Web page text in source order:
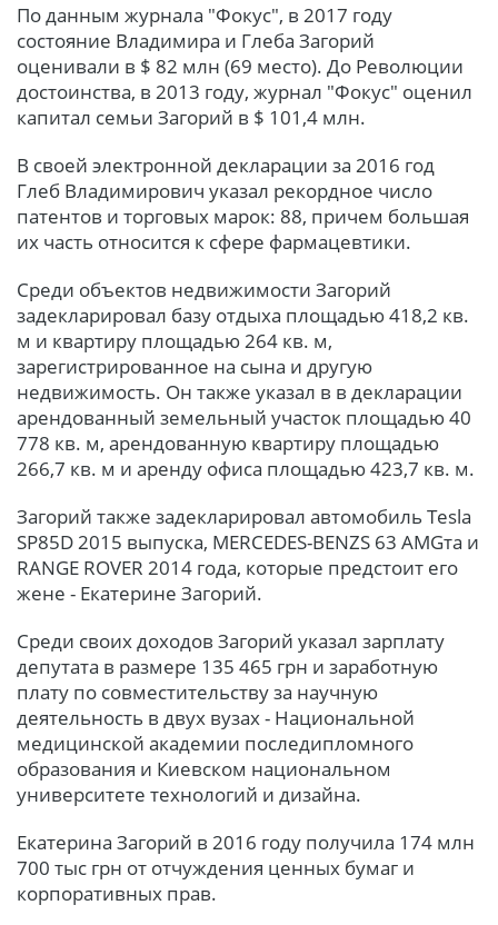
По данным журнала "Фокус", в 2017 году
состояние Владимира и Глеба Загорий
оценивали в $ 82 млн (69 место). До Революции
достоинства, в 2013 году, журнал "Фокус" оценил
капитал семьи Загорий в $ 101,4 млн.
В своей электронной декларации за 2016 год
Глеб Владимирович указал рекордное число
патентов и торговых марок: 88, причем большая
их часть относится к сфере фармацевтики.
Среди объектов недвижимости Загорий
задекларировал базу отдыха площадью 418,2 кв.
м и квартиру площадью 264 кв. м,
зарегистрированное на сына и другую
недвижимость. Он также указал в в декларации
арендованный земельный участок площадью 40
778 кв. м, арендованную квартиру площадью
266,7 кв. м и аренду офиса площадью 423,7 кв. м.
Загорий также задекларировал автомобиль Tesla
SP85D 2015 выпуска, MERCEDES-BENZS 63 AMGта и
RANGE ROVER 2014 года, которые предстоит его
жене - Екатерине Загорий.
Среди своих доходов Загорий указал зарплату
депутата в размере 135 465 грн и заработную
плату по совместительству за научную
деятельность в двух вузах - Национальной
медицинской академии последипломного
образования и Киевском национальном
университете технологий и дизайна.
Екатерина Загорий в 2016 году получила 174 млн
700 тыс грн от отчуждения ценных бумаг и
корпоративных прав.